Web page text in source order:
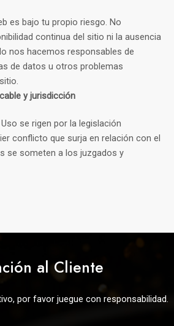
es bajo tu propio riesgo. No
continua del sitio ni la ausencia
nos hacemos responsables de
de datos u otros problemas
y jurisdicción
se rigen por la legislación
conflicto que surja en relación con el
se someten a los juzgados y
al Cliente
por favor juegue con responsabilidad.